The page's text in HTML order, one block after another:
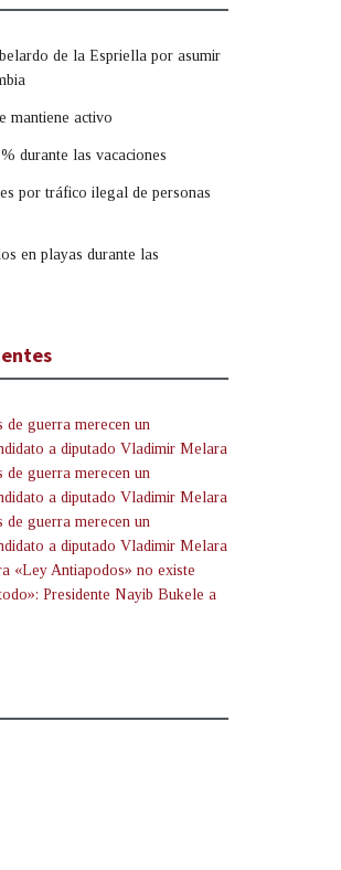
de la Espriella por asumir
mantiene activo
durante las vacaciones
por tráfico ilegal de personas
en playas durante las
de guerra merecen un
a diputado Vladimir Melara
de guerra merecen un
a diputado Vladimir Melara
de guerra merecen un
a diputado Vladimir Melara
«Ley Antiapodos» no existe
Presidente Nayib Bukele a